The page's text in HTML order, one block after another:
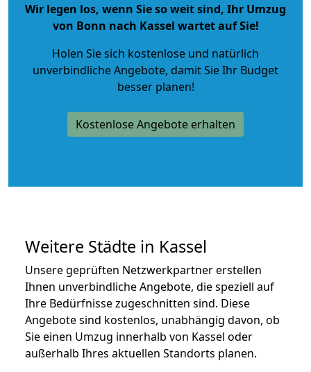
Wir legen los, wenn Sie so weit sind, Ihr Umzug
von Bonn nach Kassel wartet auf Sie!
Holen Sie sich kostenlose und natürlich
unverbindliche Angebote, damit Sie Ihr Budget
besser planen!
Kostenlose Angebote erhalten
Weitere Städte in Kassel
Unsere geprüften Netzwerkpartner erstellen
Ihnen unverbindliche Angebote, die speziell auf
Ihre Bedürfnisse zugeschnitten sind. Diese
Angebote sind kostenlos, unabhängig davon, ob
Sie einen Umzug innerhalb von Kassel oder
außerhalb Ihres aktuellen Standorts planen.